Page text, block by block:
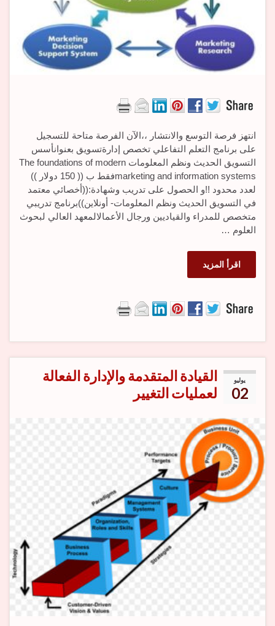
انتهز فرصة التوسع والانتشار ،،الآن الفرصة متاحة للتسجيل
على برنامج التعلم التفاعلي تخصص إدارةتسويق بعنوانأسس
التسويق الحديث ونظم المعلومات The foundations of modern
marketing and information systemsفقط ب (( 150 دولار ))
لعدد محدود !!و الحصول على تدريب وشهادة:((أخصائي معتمد
في التسويق الحديث ونظم المعلومات- أونلاين))برنامج تدريبي
متخصص للمدراء والقياديين ورجال الأعمالالمعهد العالي لبحوث
العلوم …
اقرأ المزيد
يوليو
02
القيادة المتقدمة والإدارة الفعالة
لعمليات التغيير